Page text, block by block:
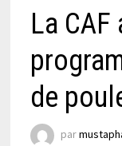
La
de
par